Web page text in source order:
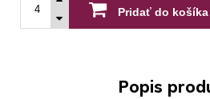
Pridať do košíka
Popis